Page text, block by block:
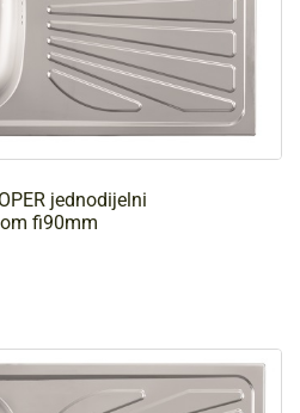
jednodijelni
fi90mm